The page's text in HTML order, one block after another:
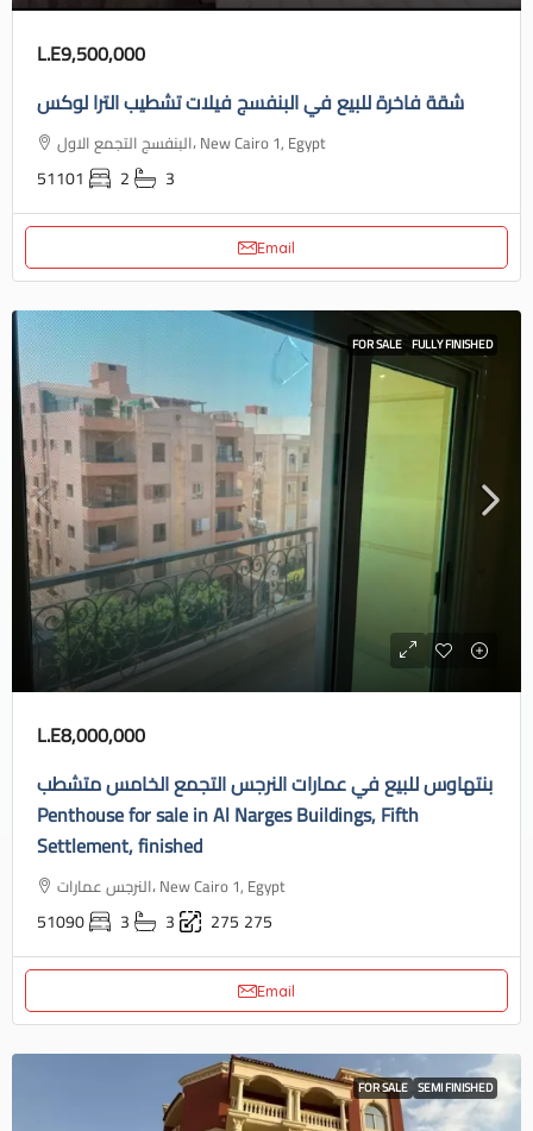
L.E9,500,000
شقة فاخرة للبيع في البنفسج فيلات تشطيب الترا لوكس
البنفسج التجمع الاول، New Cairo 1, Egypt
51101 2 3
Email
FOR SALE FULLY FINISHED
L.E8,000,000
بنتهاوس للبيع في عمارات النرجس التجمع الخامس متشطب
Penthouse for sale in Al Narges Buildings, Fifth
Settlement, finished
النرجس عمارات، New Cairo 1, Egypt
51090 3 3 275 275
Email
FOR SALE SEMI FINISHED